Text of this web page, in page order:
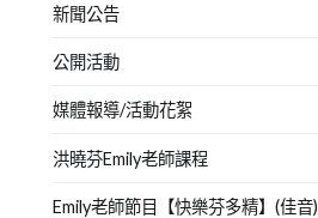
新聞公告
公開活動
媒體報導/活動花絮
洪曉芬Emily老師課程
Emily老師節目【快樂芬多精】(佳音)